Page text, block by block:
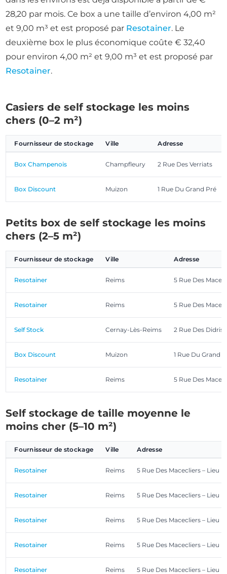
28,20 par mois. Ce box a une taille d’environ 4,00 m²
et 9,00 m³ et est proposé par Resotainer. Le
deuxième box le plus économique coûte € 32,40
pour environ 4,00 m² et 9,00 m³ et est proposé par
Resotainer.
Casiers de self stockage les moins
chers (0–2 m²)
Fournisseur de stockage Ville Adresse
Box Champenois Champfleury 2 Rue Des Verriats
Box Discount Muizon 1 Rue Du Grand Pré
Petits box de self stockage les moins
chers (2–5 m²)
Fournisseur de stockage Ville Adresse
Resotainer Reims 5 Rue Des
Resotainer Reims 5 Rue Des
Self Stock Cernay-Lès-Reims 2 Rue Des Didris
Box Discount Muizon 1 Rue Du Grand
Resotainer Reims 5 Rue Des
Self stockage de taille moyenne le
moins cher (5–10 m²)
Fournisseur de stockage Ville Adresse
Resotainer Reims 5 Rue Des Macecliers – Lieu
Resotainer Reims 5 Rue Des Macecliers – Lieu
Resotainer Reims 5 Rue Des Macecliers – Lieu
Resotainer Reims 5 Rue Des Macecliers – Lieu
Resotainer Reims 5 Rue Des Macecliers – Lieu